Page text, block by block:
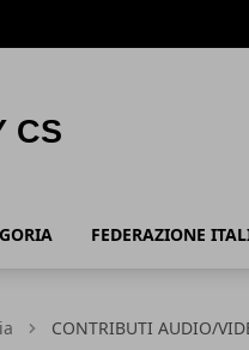
FEDERAZIONE
CONTRIBUTI AUDIO/